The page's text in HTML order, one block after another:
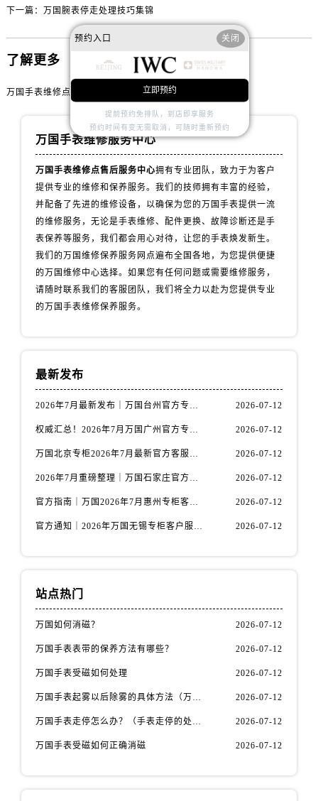
下一篇： 万国腕表停走处理技巧集锦
了解更多
万国手表维修点售后服务中心
万国手表维修服务中心
万国手表维修点售后服务中心拥有专业团队，致力于为客户
提供专业的维修和保养服务。我们的技师拥有丰富的经验，
并配备了先进的维修设备，以确保为您的万国手表提供一流
的维修服务，无论是手表维修、配件更换、故障诊断还是手
表保养等服务，我们都会用心对待，让您的手表焕发新生。
我们的万国维修保养服务网点遍布全国各地，为您提供便捷
的万国维修中心选择。如果您有任何问题或需要维修服务，
请随时联系我们的客服团队，我们将全力以赴为您提供专业
的万国手表维修保养服务。
最新发布
2026年7月最新发布｜万国台州官方专柜客户服务热线与专柜信息攻略 2026-07-12
权威汇总！2026年7月万国广州官方专柜客户服务电话及门店名录 2026-07-12
万国北京专柜2026年7月最新官方客服热线｜门店信息及服务攻略发布 2026-07-12
2026年7月重磅整理｜万国石家庄官方专柜服务电话&客户服务中心公告 2026-07-12
官方指南｜万国2026年7月惠州专柜客户服务热线与门店信息全攻略 2026-07-12
官方通知｜2026年万国无锡专柜客户服务热线全新升级（附7月最新专柜信息汇总） 2026-07-12
站点热门
万国如何消磁？ 2026-07-12
万国手表表带的保养方法有哪些？ 2026-07-12
万国手表受磁如何处理 2026-07-12
万国手表起雾以后除雾的具体方法（万国手表起雾解决办法） 2026-07-12
万国手表走停怎么办？（手表走停的处理方法） 2026-07-12
万国手表受磁如何正确消磁 2026-07-12
预约入口 关闭
立即预约
提前预约免排队，到店即享服务
预约时间有变无需取消，可随时重新预约